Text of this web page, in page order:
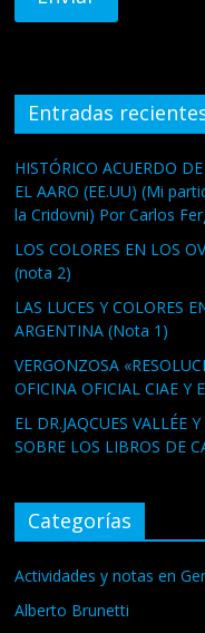
Entradas
HISTÓRICO ACUERDO
EL AARO (EE.UU) (Mi
la Cridovni) Por Carlos
LOS COLORES EN LOS
(nota 2)
LAS LUCES Y COLORES
ARGENTINA (Nota 1)
VERGONZOSA
OFICINA OFICIAL CIAE Y
EL DR.JAQCUES VALLÉE
SOBRE LOS LIBROS DE
Categorías
Actividades y notas en
Alberto Brunetti